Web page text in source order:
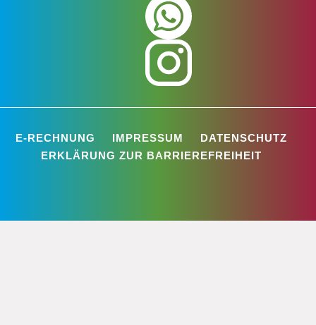
E-RECHNUNG IMPRESSUM
DATENSCHUTZ
ERKLÄRUNG ZUR BARRIEREFREIHEIT